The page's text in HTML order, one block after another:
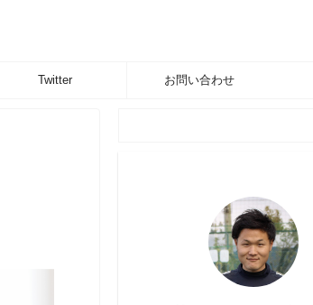
Twitter お問い合わせ